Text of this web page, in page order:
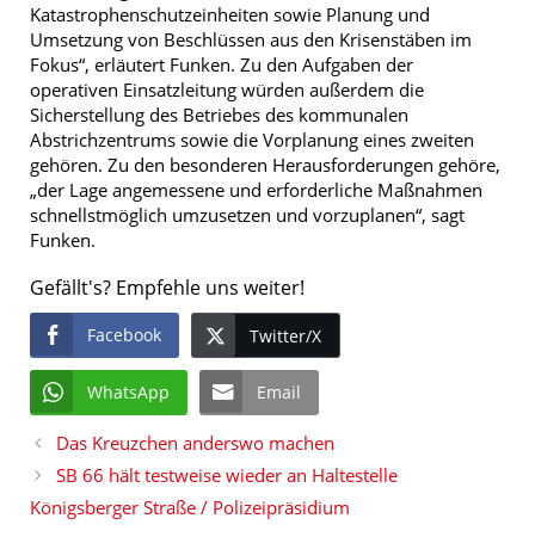
Katastrophenschutzeinheiten sowie Planung und
Umsetzung von Beschlüssen aus den Krisenstäben im
Fokus“, erläutert Funken. Zu den Aufgaben der
operativen Einsatzleitung würden außerdem die
Sicherstellung des Betriebes des kommunalen
Abstrichzentrums sowie die Vorplanung eines zweiten
gehören. Zu den besonderen Herausforderungen gehöre,
„der Lage angemessene und erforderliche Maßnahmen
schnellstmöglich umzusetzen und vorzuplanen“, sagt
Funken.
Gefällt's? Empfehle uns weiter!
Facebook Twitter/X
WhatsApp Email
Das Kreuzchen anderswo machen
SB 66 hält testweise wieder an Haltestelle
Königsberger Straße / Polizeipräsidium